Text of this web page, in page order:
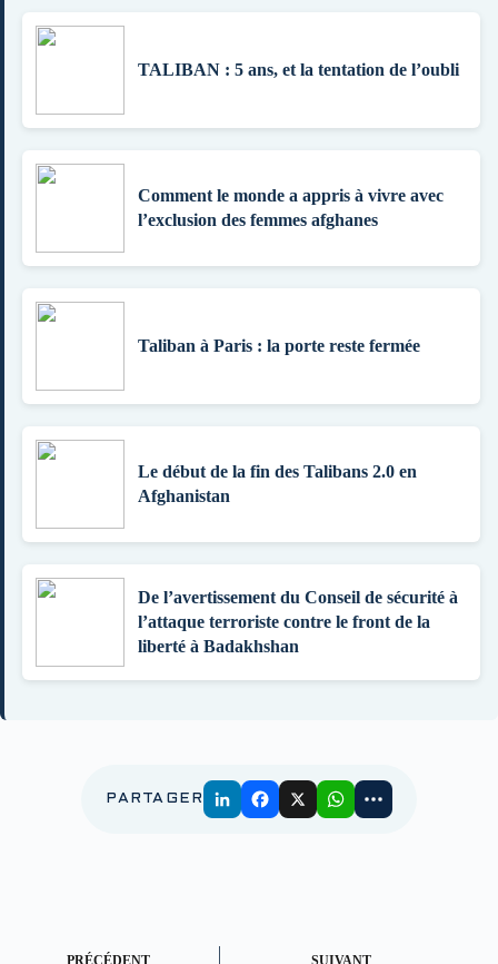
TALIBAN : 5 ans, et la tentation de l’oubli
Comment le monde a appris à vivre avec
l’exclusion des femmes afghanes
Taliban à Paris : la porte reste fermée
Le début de la fin des Talibans 2.0 en
Afghanistan
De l’avertissement du Conseil de sécurité à
l’attaque terroriste contre le front de la
liberté à Badakhshan
PARTAGER
PRÉCÉDENT SUIVANT